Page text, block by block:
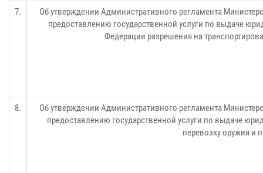
7.
Об утверждении Административного регламента
предоставлению государственной услуги по выдаче
Федерации разрешения на
8.
Об утверждении Административного регламента
предоставлению государственной услуги по выдаче
перевозку оружия и